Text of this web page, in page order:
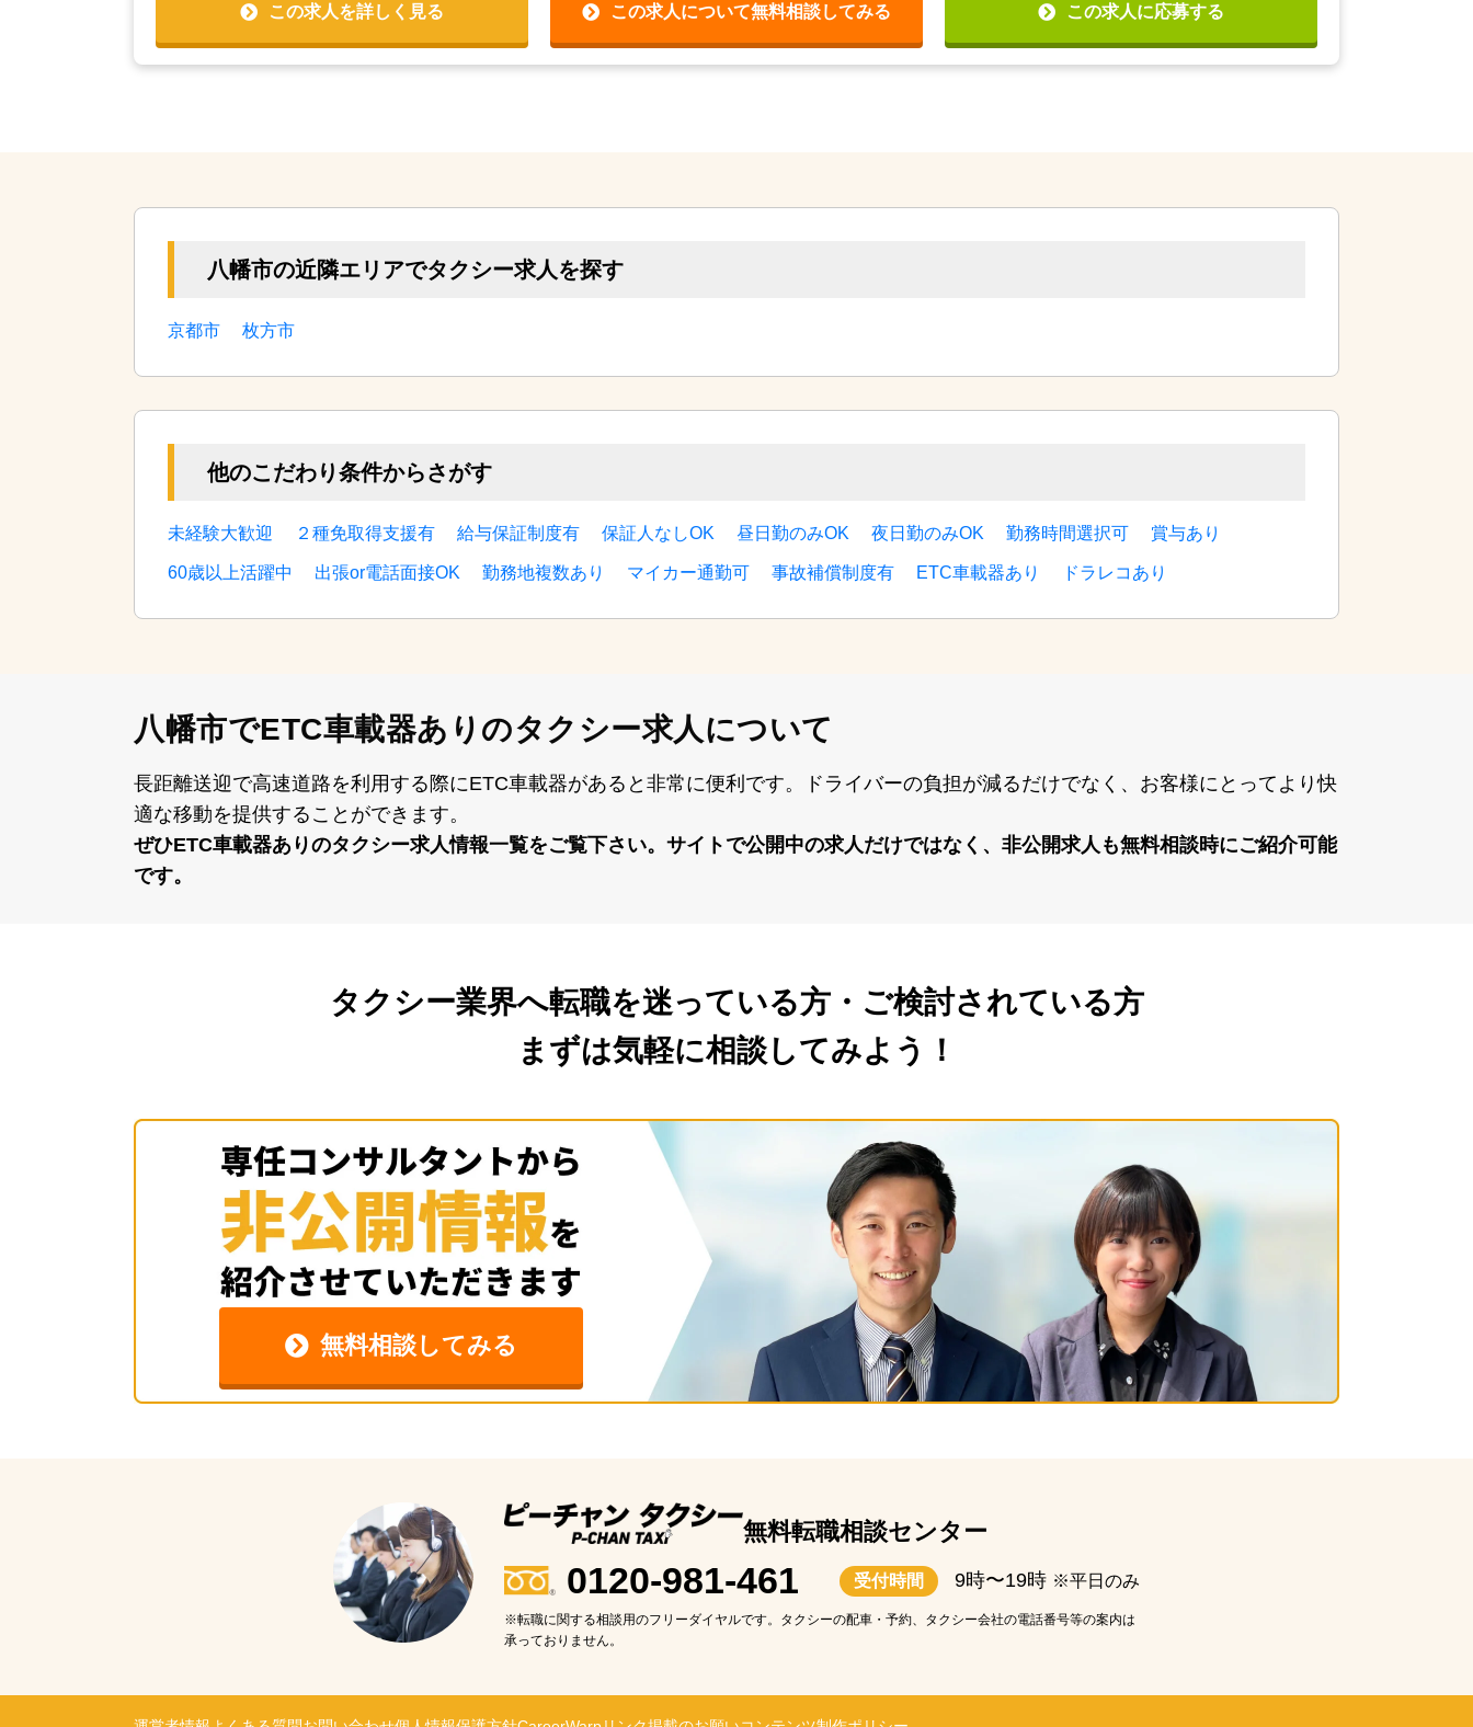
この求人を詳しく見る この求人について無料相談してみる この求人に応募する
八幡市の近隣エリアでタクシー求人を探す
京都市 枚方市
他のこだわり条件からさがす
未経験大歓迎 ２種免取得支援有 給与保証制度有 保証人なしOK 昼日勤のみOK 夜日勤のみOK 勤務時間選択可 賞与あり
60歳以上活躍中 出張or電話面接OK 勤務地複数あり マイカー通勤可 事故補償制度有 ETC車載器あり ドラレコあり
八幡市でETC車載器ありのタクシー求人について
⻑距離送迎で⾼速道路を利⽤する際にETC⾞載器があると⾮常に便利です。ドライバーの負担が減るだけでなく、お客様にとってより快
適な移動を提供することができます。
ぜひETC⾞載器ありのタクシー求⼈情報⼀覧をご覧下さい。サイトで公開中の求⼈だけではなく、⾮公開求⼈も無料相談時にご紹介可能
です。
タクシー業界へ転職を迷っている方・ご検討されている方
まずは気軽に相談してみよう！
無料相談してみる
無料転職相談センター
0120-981-461 受付時間 9時〜19時 ※平日のみ
※転職に関する相談用のフリーダイヤルです。タクシーの配車・予約、タクシー会社の電話番号等の案内は
承っておりません。